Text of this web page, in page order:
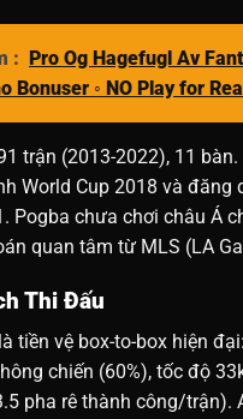
: Pro Og Hagefugl Av
Bonuser ◦ NO Play for
trận (2013-2022), 11
World Cup 2018 và đăng
Pogba chưa chơi châu Á
quan tâm từ MLS (LA
Thi Đấu
là tiền vệ box-to-box hiện
chiến (60%), tốc độ
pha rê thành công/trận).